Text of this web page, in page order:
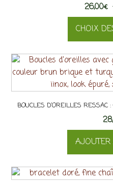
26,00€
CHOIX
BOUCLES D’OREILLES RESSAC